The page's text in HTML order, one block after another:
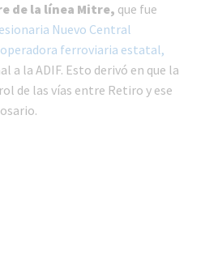
de la línea Mitre, que fue
Nuevo Central
ferroviaria estatal,
a la ADIF. Esto derivó en que la
de las vías entre Retiro y ese